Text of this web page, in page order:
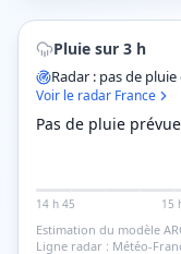
Pluie sur 3 h
Radar : pas de
Voir le radar France
Pas de pluie
14 h 45 15
Estimation du modèle
Ligne radar : Météo-